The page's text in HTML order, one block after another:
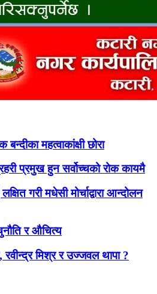
बन्दीका महत्वाकांक्षी छोरा
प्रमुख हुन सर्वोच्चको रोक कायमै
गरी मधेसी मोर्चाद्वारा आन्दोलन
र औचित्य
रवीन्द्र मिश्र र उज्जवल थापा ?